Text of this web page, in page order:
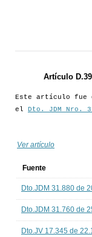
Artículo
Este artículo fue
el
Dto. JDM Nro.
Ver artículo
Fuente
Dto.JDM 31.880 de
Dto.JDM 31.760 de
Dto.JV 17.345 de